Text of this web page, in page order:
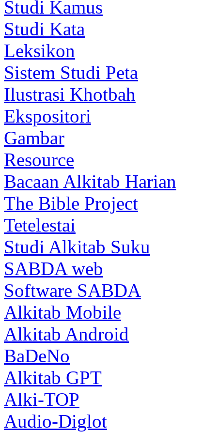
Studi Kamus
Studi Kata
Leksikon
Sistem Studi Peta
Ilustrasi Khotbah
Ekspositori
Gambar
Resource
Bacaan Alkitab Harian
The Bible Project
Tetelestai
Studi Alkitab Suku
SABDA web
Software SABDA
Alkitab Mobile
Alkitab Android
BaDeNo
Alkitab GPT
Alki-TOP
Audio-Diglot